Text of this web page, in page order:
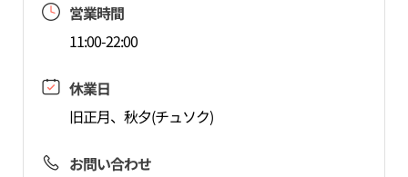
営業時間
11:00-22:00
休業日
旧正月、秋夕(チュソク)
お問い合わせ